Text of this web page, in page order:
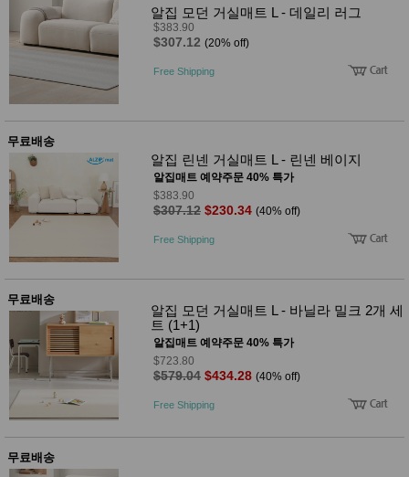
계절/생
활가전
건강가
방
명품식
기브랜
보관용
기
조리용
주방소
품
식
즉석가
쌀/잡곡/
면류
양념/소
스/가루
건조식
품
농산품
유 놀이방
매트
DVD
유아 보
드(칠
판)
조형물
알집 모던 거실매트 L - 데일리 러그
$383.90
$307.12 (20% off)
Free Shipping
무료배송
알집 린넨 거실매트 L - 린넨 베이지
알집매트 예약주문 40% 특가
$383.90
$307.12 $230.34 (40% off)
Free Shipping
무료배송
알집 모던 거실매트 L - 바닐라 밀크 2개 세
트 (1+1)
알집매트 예약주문 40% 특가
$723.80
$579.04 $434.28 (40% off)
Free Shipping
무료배송